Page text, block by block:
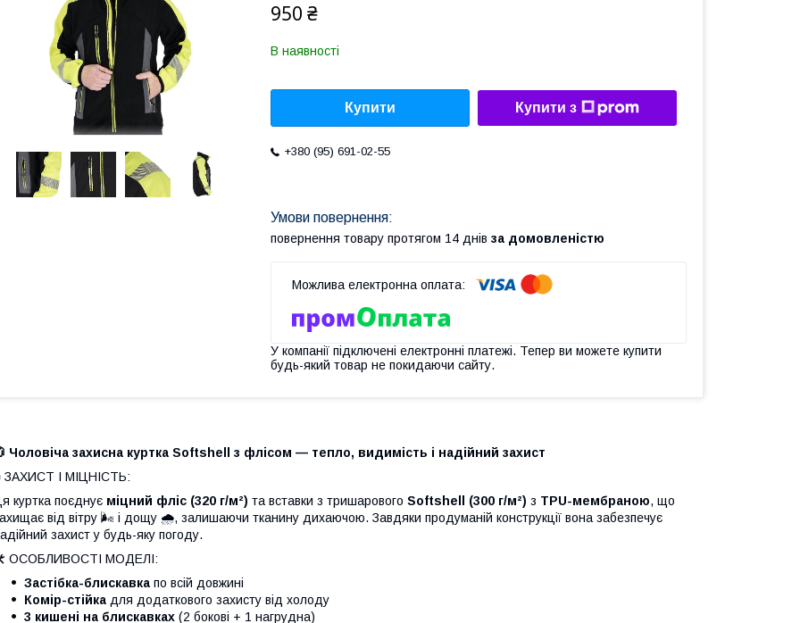
950 ₴
В наявності
Купити Купити з
+380 (95) 691-02-55
повернення товару протягом 14 днів за домовленістю
У компанії підключені електронні платежі. Тепер ви можете купити
будь-який товар не покидаючи сайту.
Чоловіча захисна куртка Softshell з флісом — тепло, видимість і надійний захист
ЗАХИСТ І МІЦНІСТЬ:
куртка поєднує міцний фліс (320 г/м²) та вставки з тришарового Softshell (300 г/м²) з TPU-мембраною, що
від вітру 🌬️ і дощу 🌧️, залишаючи тканину дихаючою. Завдяки продуманій конструкції вона забезпечує
захист у будь-яку погоду.
ОСОБЛИВОСТІ МОДЕЛІ:
Застібка-блискавка по всій довжині
Комір-стійка для додаткового захисту від холоду
3 кишені на блискавках (2 бокові + 1 нагрудна)